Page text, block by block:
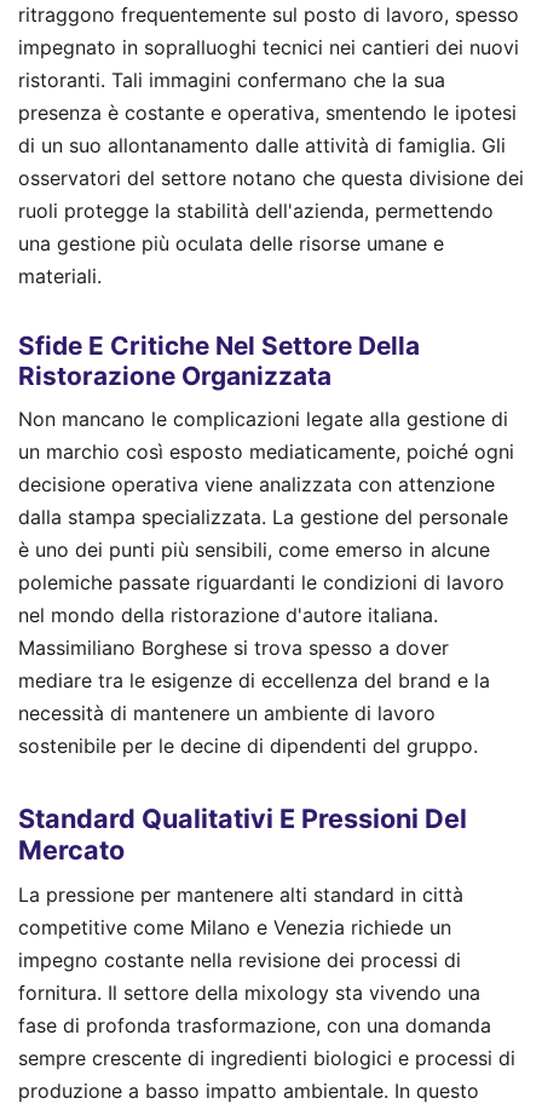
ritraggono frequentemente sul posto di lavoro, spesso
impegnato in sopralluoghi tecnici nei cantieri dei nuovi
ristoranti. Tali immagini confermano che la sua
presenza è costante e operativa, smentendo le ipotesi
di un suo allontanamento dalle attività di famiglia. Gli
osservatori del settore notano che questa divisione dei
ruoli protegge la stabilità dell'azienda, permettendo
una gestione più oculata delle risorse umane e
materiali.
Sfide E Critiche Nel Settore Della
Ristorazione Organizzata
Non mancano le complicazioni legate alla gestione di
un marchio così esposto mediaticamente, poiché ogni
decisione operativa viene analizzata con attenzione
dalla stampa specializzata. La gestione del personale
è uno dei punti più sensibili, come emerso in alcune
polemiche passate riguardanti le condizioni di lavoro
nel mondo della ristorazione d'autore italiana.
Massimiliano Borghese si trova spesso a dover
mediare tra le esigenze di eccellenza del brand e la
necessità di mantenere un ambiente di lavoro
sostenibile per le decine di dipendenti del gruppo.
Standard Qualitativi E Pressioni Del
Mercato
La pressione per mantenere alti standard in città
competitive come Milano e Venezia richiede un
impegno costante nella revisione dei processi di
fornitura. Il settore della mixology sta vivendo una
fase di profonda trasformazione, con una domanda
sempre crescente di ingredienti biologici e processi di
produzione a basso impatto ambientale. In questo